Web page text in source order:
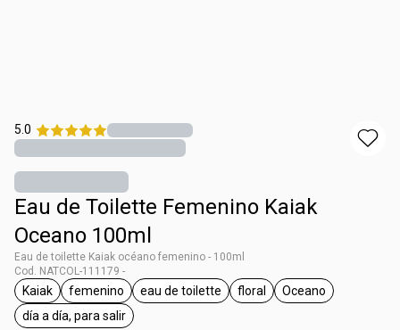
5.0
Eau de Toilette Femenino Kaiak
Oceano 100ml
Eau de toilette Kaiak océano femenino - 100ml
Cod. NATCOL-111179 -
general.tag Kaiak
Kaiak
general.tag femenino
femenino
general.tag eau de toilette
eau de toilette
general.tag floral
floral
general.tag
Oceano
general.tag día a día, para salir
día a día, para salir